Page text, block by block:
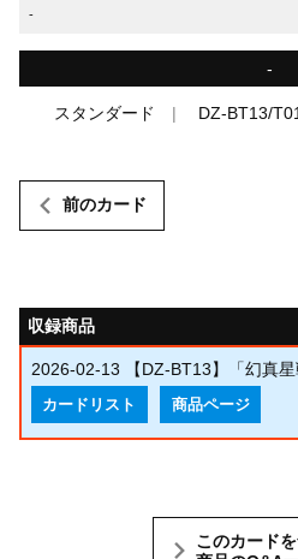
-
-
スタンダード DZ-BT13/
前のカード
収録商品
2026-02-13 【DZ-BT13】「幻真星
カードリスト 商品ページ
このカード